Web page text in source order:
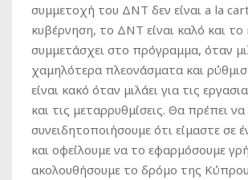
συμμετοχή του ΔΝΤ δεν είναι a la
κυβέρνηση, το ΔΝΤ είναι καλό και το
συμμετάσχει στο πρόγραμμα, όταν
χαμηλότερα πλεονάσματα και
είναι κακό όταν μιλάει για τις
και τις μεταρρυθμίσεις. Θα πρέπει να
συνειδητοποιήσουμε ότι είμαστε σε
και οφείλουμε να το εφαρμόσουμε
ακολουθήσουμε το δρόμο της